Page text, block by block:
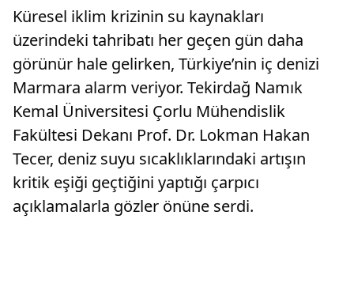
Küresel iklim krizinin su kaynakları
üzerindeki tahribatı her geçen gün daha
görünür hale gelirken, Türkiye’nin iç denizi
Marmara alarm veriyor. Tekirdağ Namık
Kemal Üniversitesi Çorlu Mühendislik
Fakültesi Dekanı Prof. Dr. Lokman Hakan
Tecer, deniz suyu sıcaklıklarındaki artışın
kritik eşiği geçtiğini yaptığı çarpıcı
açıklamalarla gözler önüne serdi.